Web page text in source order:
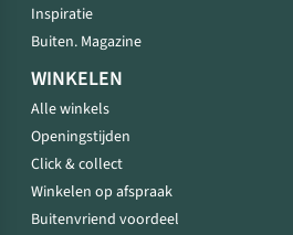
Inspiratie
Buiten. Magazine
WINKELEN
Alle winkels
Openingstijden
Click & collect
Winkelen op afspraak
Buitenvriend voordeel